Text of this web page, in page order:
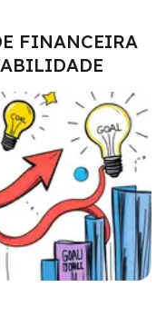
FINANCEIRA